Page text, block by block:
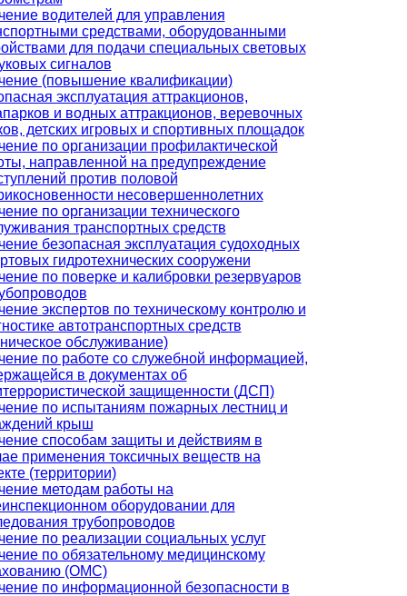
водителей для управления
средствами, оборудованными
для подачи специальных световых
сигналов
(повышение квалификации)
эксплуатация аттракционов,
и водных аттракционов, веревочных
детских игровых и спортивных площадок
по организации профилактической
направленной на предупреждение
против половой
несовершеннолетних
по организации технического
транспортных средств
безопасная эксплуатация судоходных
гидротехнических сооружени
по поверке и калибровки резервуаров
экспертов по техническому контролю и
автотранспортных средств
обслуживание)
по работе со служебной информацией,
в документах об
защищенности (ДСП)
по испытаниям пожарных лестниц и
крыш
способам защиты и действиям в
применения токсичных веществ на
(территории)
методам работы на
оборудовании для
трубопроводов
по реализации социальных услуг
по обязательному медицинскому
(ОМС)
по информационной безопасности в